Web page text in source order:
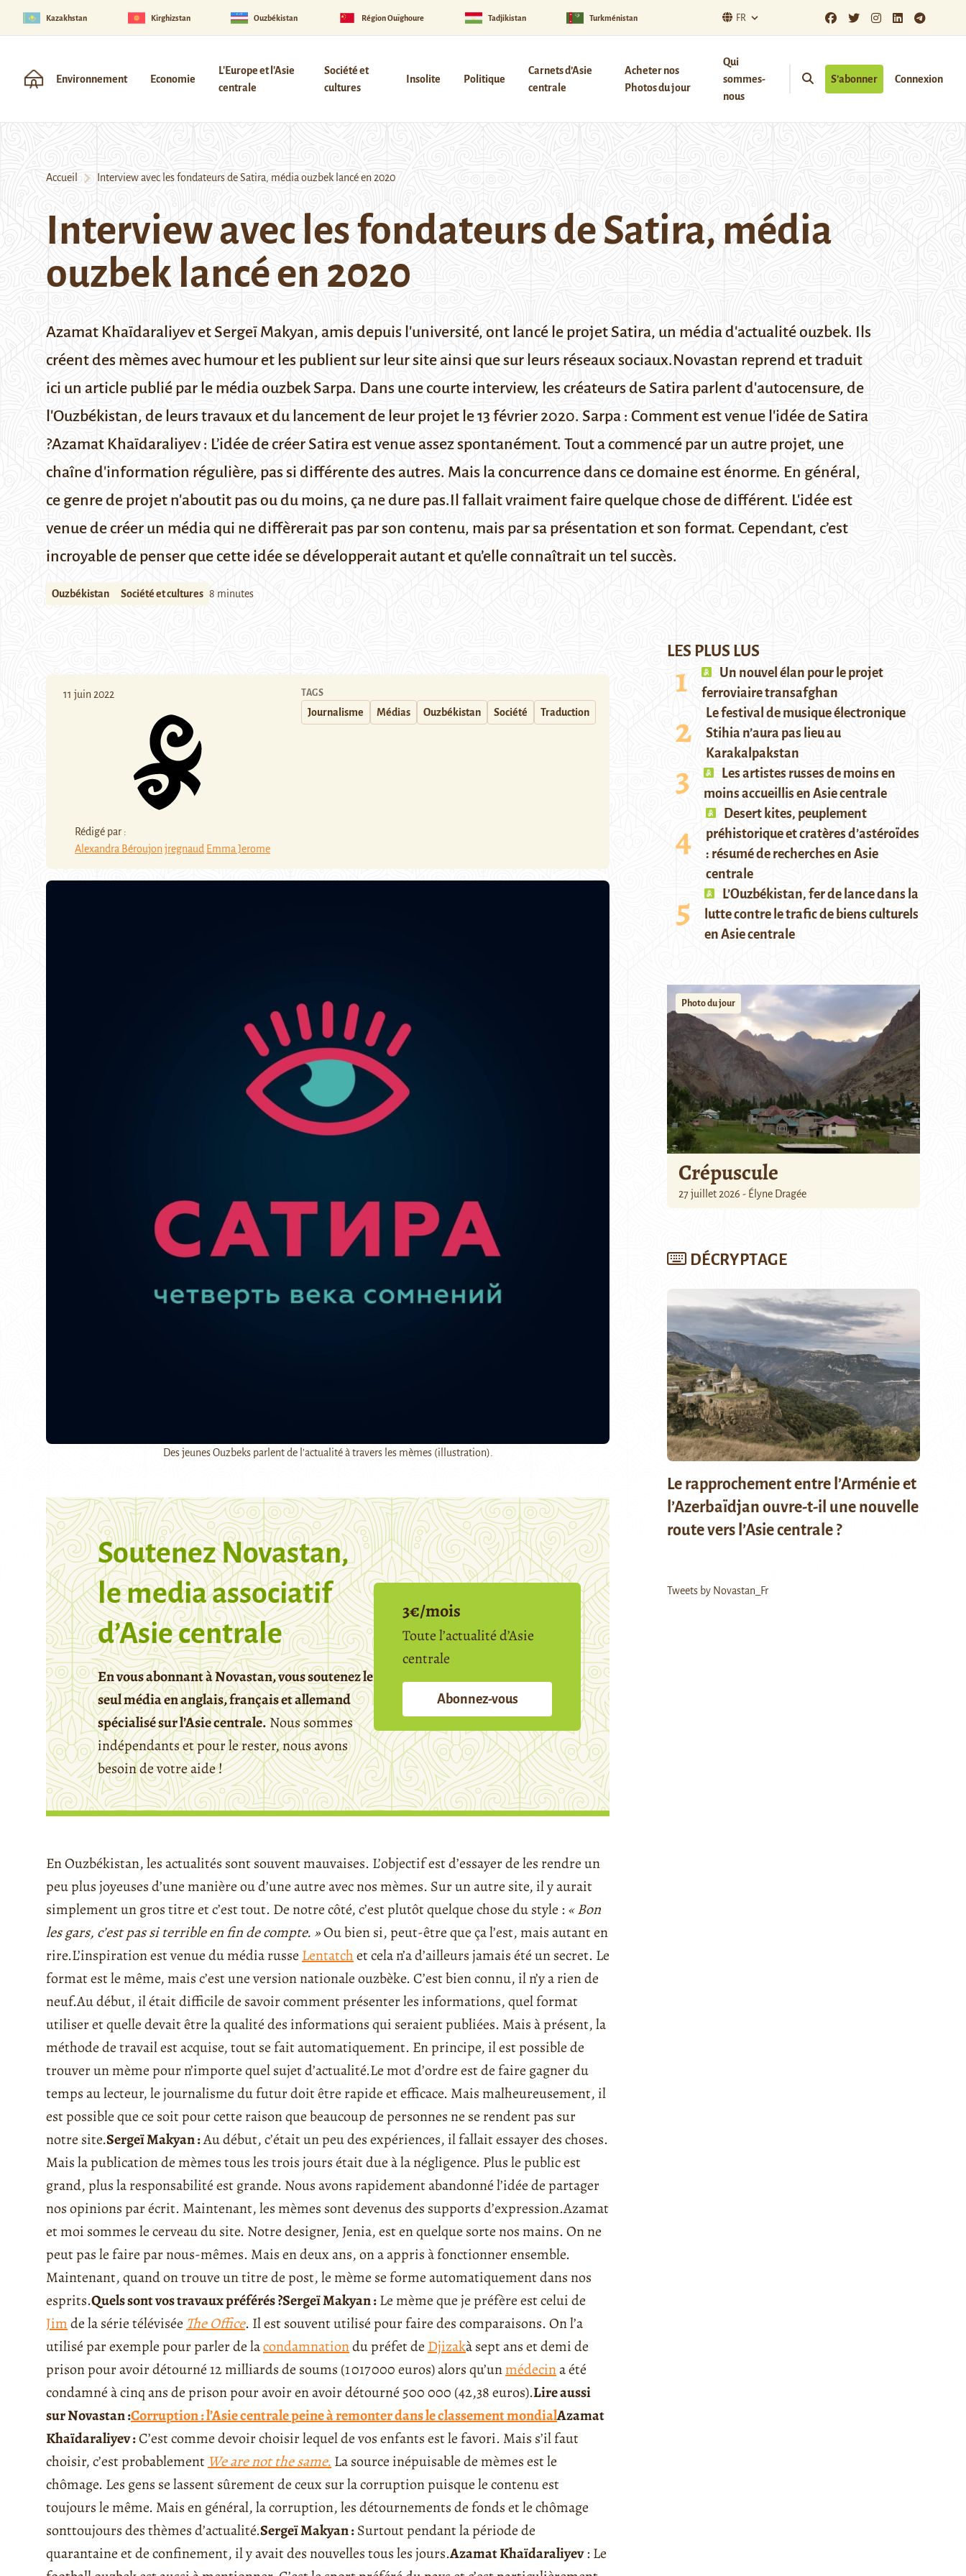
Kazakhstan Kirghizstan Ouzbékistan Région Ouïghoure Tadjikistan Turkménistan FR
Environnement Economie
L'Europe et l'Asie
centrale
Société et
cultures
Insolite Politique
Carnets d’Asie
centrale
Acheter nos
Photos du jour
Qui
sommes-
nous
S’abonner Connexion
Accueil Interview avec les fondateurs de Satira, média ouzbek lancé en 2020
Interview avec les fondateurs de Satira, média
ouzbek lancé en 2020
Azamat Khaïdaraliyev et Sergeï Makyan, amis depuis l'université, ont lancé le projet Satira, un média d'actualité ouzbek. Ils
créent des mèmes avec humour et les publient sur leur site ainsi que sur leurs réseaux sociaux.Novastan reprend et traduit
ici un article publié par le média ouzbek Sarpa. Dans une courte interview, les créateurs de Satira parlent d'autocensure, de
l'Ouzbékistan, de leurs travaux et du lancement de leur projet le 13 février 2020. Sarpa : Comment est venue l'idée de Satira
?Azamat Khaïdaraliyev : L’idée de créer Satira est venue assez spontanément. Tout a commencé par un autre projet, une
chaîne d'information régulière, pas si différente des autres. Mais la concurrence dans ce domaine est énorme. En général,
ce genre de projet n'aboutit pas ou du moins, ça ne dure pas.Il fallait vraiment faire quelque chose de différent. L'idée est
venue de créer un média qui ne diffèrerait pas par son contenu, mais par sa présentation et son format. Cependant, c’est
incroyable de penser que cette idée se développerait autant et qu’elle connaîtrait un tel succès.
Ouzbékistan Société et cultures 8 minutes
11 juin 2022
Rédigé par :
Alexandra Béroujon jregnaud Emma Jerome
TAGS
Journalisme Médias Ouzbékistan Société Traduction
Des jeunes Ouzbeks parlent de l'actualité à travers les mèmes (illustration).
Soutenez Novastan,
le media associatif
d’Asie centrale
En vous abonnant à Novastan, vous soutenez le
seul média en anglais, français et allemand
spécialisé sur l’Asie centrale.Nous sommes
indépendants et pour le rester, nous avons
besoin de votre aide !
3€/mois
Toute l’actualité d’Asie
centrale
Abonnez-vous
En Ouzbékistan, les actualités sont souvent mauvaises. L’objectif est d’essayer de les rendre un
peu plus joyeuses d’une manière ou d’une autre avec nos mèmes. Sur un autre site, il y aurait
simplementun gros titre et c’est tout. De notre côté, c’est plutôt quelque chose du style : « Bon
les gars, c’est pas si terrible en fin de compte. »Ou bien si, peut-être que ça l’est, mais autant en
rire.L’inspiration est venue du média russe Lentatchet cela n’a d’ailleurs jamais été un secret. Le
format est le même, mais c’est une version nationale ouzbèke. C’est bien connu, il n’y a rien de
neuf.Au début, il était difficile de savoir comment présenter les informations, quel format
utiliser et quelle devait être la qualité des informations qui seraient publiées. Mais à présent, la
méthode de travail est acquise, tout se fait automatiquement. En principe, il est possible de
trouver un mème pour n’importe quel sujet d’actualité.Le mot d’ordre est de faire gagner du
temps au lecteur, le journalisme du futur doit être rapide et efficace. Mais malheureusement, il
est possible que ce soit pour cette raison que beaucoup de personnes ne se rendent pas sur
notre site.Sergeï Makyan :Au début, c’était un peu des expériences, il fallait essayer des choses.
Mais la publication de mèmes tous les trois jours était due à la négligence. Plus le public est
grand, plus la responsabilité est grande. Nous avons rapidement abandonné l’idée de partager
nos opinions par écrit. Maintenant, les mèmes sont devenus des supports d’expression.Azamat
et moi sommes le cerveau du site. Notre designer, Jenia, est en quelque sorte nos mains. On ne
peut pas le faire par nous-mêmes. Mais en deux ans, on a appris à fonctionner ensemble.
Maintenant, quand on trouve un titre de post, le mème se forme automatiquement dans nos
esprits.Quels sont vos travaux préférés ?Sergeï Makyan :Le mème que je préfère est celui de
Jimde la série télévisée The Office. Il est souvent utilisé pour faire des comparaisons. On l’a
utilisé par exemple pour parler de lacondamnationdu préfet de Djizakà sept ans et demi de
prison pour avoir détourné 12 milliards de soums (1 017 000 euros) alors qu’unmédecina été
condamné à cinq ans de prison pour avoir en avoir détourné 500 000 (42,38 euros).Lire aussi
sur Novastan :Corruption : l’Asie centrale peine à remonter dans le classement mondialAzamat
Khaïdaraliyev :C’est comme devoir choisir lequel de vos enfants est le favori. Mais s’il faut
choisir, c’est probablement We are not the same. La source inépuisable de mèmes est le
chômage. Les gens se lassent sûrement de ceux sur la corruption puisque le contenu est
toujours le même. Mais en général, la corruption, les détournements de fonds et le chômage
sonttoujours des thèmes d’actualité.Sergeï Makyan :Surtout pendant la période de
quarantaine et de confinement, il y avait des nouvelles tous les jours.Azamat Khaïdaraliyev: Le
LES PLUS LUS
Un nouvel élan pour le projet
ferroviaire transafghan
Le festival de musique électronique
Stihia n’aura pas lieu au
Karakalpakstan
Les artistes russes de moins en
moins accueillis en Asie centrale
Desert kites, peuplement
préhistorique et cratères d’astéroïdes
: résumé de recherches en Asie
centrale
L’Ouzbékistan, fer de lance dans la
lutte contre le trafic de biens culturels
en Asie centrale
Photo du jour
Crépuscule
27 juillet 2026 - Élyne Dragée
DÉCRYPTAGE
Le rapprochement entre l’Arménie et
l’Azerbaïdjan ouvre-t-il une nouvelle
route vers l’Asie centrale ?
Tweets by Novastan_Fr